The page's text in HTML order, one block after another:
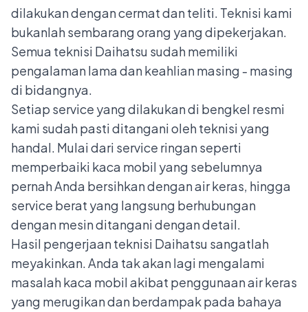
dilakukan dengan cermat dan teliti. Teknisi kami
bukanlah sembarang orang yang dipekerjakan.
Semua teknisi Daihatsu sudah memiliki
pengalaman lama dan keahlian masing - masing
di bidangnya.
Setiap service yang dilakukan di bengkel resmi
kami sudah pasti ditangani oleh teknisi yang
handal. Mulai dari service ringan seperti
memperbaiki kaca mobil yang sebelumnya
pernah Anda bersihkan dengan air keras, hingga
service berat yang langsung berhubungan
dengan mesin ditangani dengan detail.
Hasil pengerjaan teknisi Daihatsu sangatlah
meyakinkan. Anda tak akan lagi mengalami
masalah kaca mobil akibat penggunaan air keras
yang merugikan dan berdampak pada bahaya